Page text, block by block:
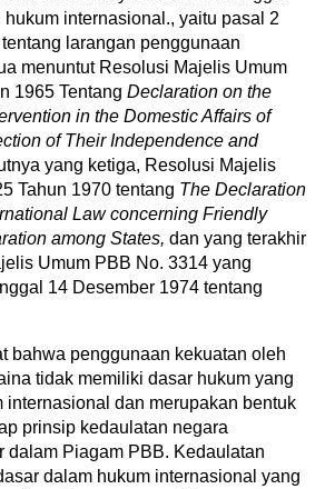
hukum internasional., yaitu pasal 2
larangan penggunaan
menuntut Resolusi Majelis Umum
1965 Tentang Declaration on the
in the Domestic Affairs of
of Their Independence and
yang ketiga, Resolusi Majelis
Tahun 1970 tentang The Declaration
Law concerning Friendly
among States, dan yang terakhir
Umum PBB No. 3314 yang
14 Desember 1974 tentang
bahwa penggunaan kekuatan oleh
tidak memiliki dasar hukum yang
internasional dan merupakan bentuk
prinsip kedaulatan negara
dalam Piagam PBB. Kedaulatan
dalam hukum internasional yang